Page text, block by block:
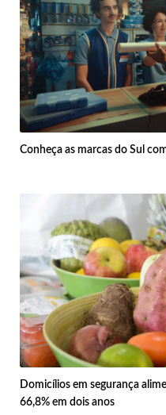
Conheça as marcas do Sul
Domicílios em segurança
66,8% em dois anos